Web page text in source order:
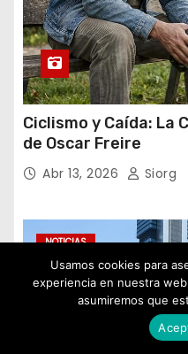
Ciclismo y Caída:
de Oscar Freire
Abr 13, 2026 Siorg
NOTICIAS
Usamos cookies para
experiencia en nuestra
asumiremos que